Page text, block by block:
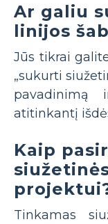
Ar galiu
linijos
Jūs tikrai
„sukurti
pavadinimą
atitinkantį
Kaip
Tinkamas